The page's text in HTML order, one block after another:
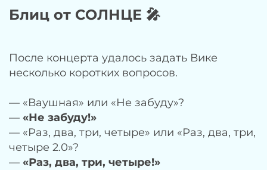
Блиц от СОЛНЦЕ 🎤
После концерта удалось задать Вике
несколько коротких вопросов.
— «Ваушная» или «Не забуду»?
— «Не забуду!»
— «Раз, два, три, четыре» или «Раз, два, три,
четыре 2.0»?
— «Раз, два, три, четыре!»